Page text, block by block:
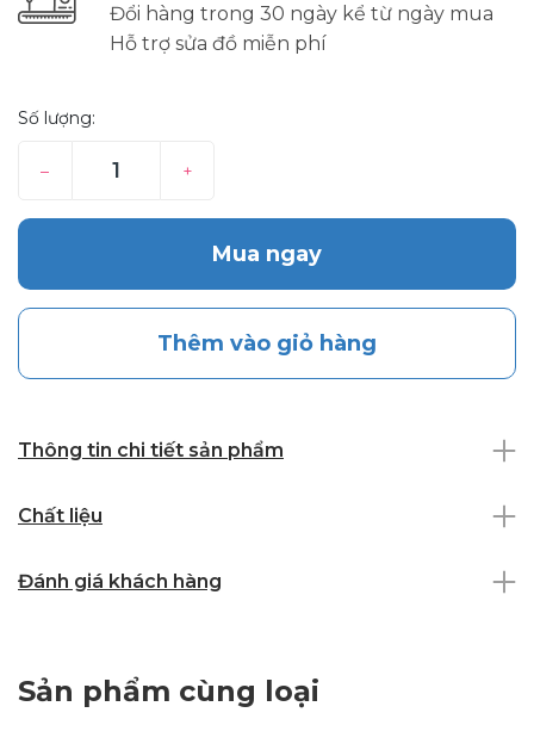
Đổi hàng trong 30 ngày kể từ ngày mua
Hỗ trợ sửa đồ miễn phí
Số lượng:
– +
Mua ngay
Thêm vào giỏ hàng
Thông tin chi tiết sản phẩm
Chất liệu
Đánh giá khách hàng
Sản phẩm cùng loại